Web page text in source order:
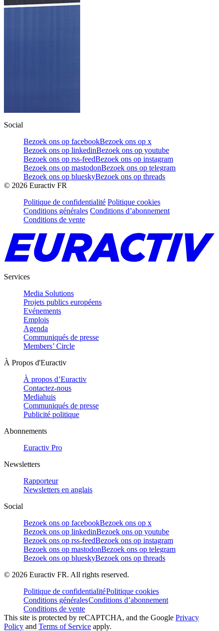
Social
Bezoek ons op facebookBezoek ons op x
Bezoek ons op linkedinBezoek ons op youtube
Bezoek ons op rss-feedBezoek ons op instagram
Bezoek ons op mastodonBezoek ons op telegram
Bezoek ons op blueskyBezoek ons op threads
© 2026 Euractiv FR
Politique de confidentialité Politique cookies
Conditions générales Conditions d’abonnement
Conditions de vente
Services
Media Solutions
Projets publics européens
Evénements
Emplois
Agenda
Communiqués de presse
Members’ Circle
À Propos d'Euractiv
À propos d’Euractiv
Contactez-nous
Mediahuis
Communiqués de presse
Publicité politique
Abonnements
Euractiv Pro
Newsletters
Rapporteur
Newsletters en anglais
Social
Bezoek ons op facebookBezoek ons op x
Bezoek ons op linkedinBezoek ons op youtube
Bezoek ons op rss-feedBezoek ons op instagram
Bezoek ons op mastodonBezoek ons op telegram
Bezoek ons op blueskyBezoek ons op threads
© 2026 Euractiv FR. All rights reserved.
Politique de confidentialitéPolitique cookies
Conditions généralesConditions d’abonnement
Conditions de vente
This site is protected by reCAPTCHA, and the Google Privacy
Policy and Terms of Service apply.